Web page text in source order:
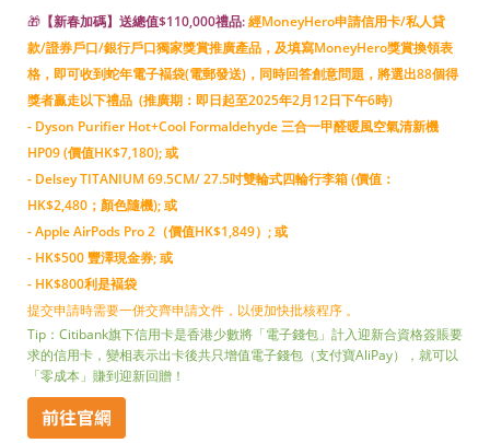
🎁 【新春加碼】送總值$110,000禮品:經MoneyHero申請信用卡/私人貸
款/證券戶口/銀行戶口獨家獎賞推廣產品，及填寫MoneyHero獎賞換領表
格，即可收到蛇年電子褔袋(電郵發送)，同時回答創意問題，將選出88個得
獎者贏走以下禮品 (推廣期：即日起至2025年2月12日下午6時)
- Dyson Purifier Hot+Cool Formaldehyde 三合一甲醛暖風空氣清新機
HP09 (價值HK$7,180); 或
- Delsey TITANIUM 69.5CM/ 27.5吋雙輪式四輪行李箱 (價值：
HK$2,480；顏色隨機); 或
- Apple AirPods Pro 2（價值HK$1,849）; 或
- HK$500 豐澤現金券; 或
- HK$800利是褔袋
提交申請時需要一併交齊申請文件，以便加快批核程序 。
Tip：Citibank旗下信用卡是香港少數將「電子錢包」計入迎新合資格簽賬要
求的信用卡，變相表示出卡後共只增值電子錢包（支付寶AliPay），就可以
「零成本」賺到迎新回贈！